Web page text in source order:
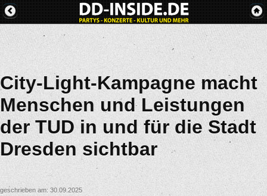
City-Light-Kampagne macht
Menschen und Leistungen
der TUD in und für die Stadt
Dresden sichtbar
geschrieben am: 30.09.2025